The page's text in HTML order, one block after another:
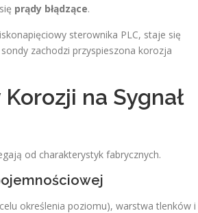
prądy błądzące.
sterownika PLC, staje się
zachodzi przyspieszona korozja
na Sygnał
od charakterystyk fabrycznych.
określenia poziomu), warstwa tlenków i